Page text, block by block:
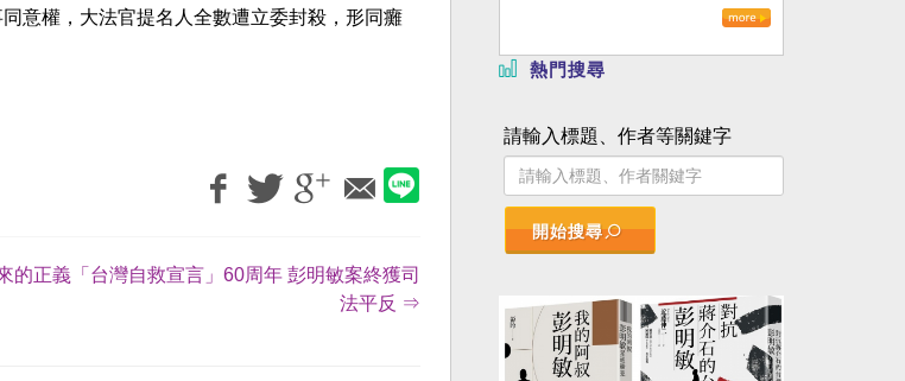
意權，大法官提名人全數遭立委封殺，形同癱
的正義「台灣自救宣言」60周年 彭明敏案終獲司
法平反 ⇒
熱門搜尋
請輸入標題、作者等關鍵字
開始搜尋